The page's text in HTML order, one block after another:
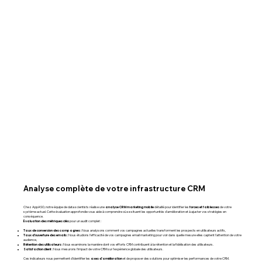
Analyse complète de votre infrastructure CRM
Chez AppASO, notre équipe de data scientists réalise une analyse CRM marketing mobiledétaillé pour identifier lesforces et faiblessesde votre
système actuel. Cette évaluation approfondie vous aide à comprendre où se situent les opportunités d'amélioration et à ajuster vos stratégies en
conséquence.
Évaluation des métriques cléspour un audit complet :
Taux de conversion des campagnes :Nous analysons comment vos campagnes actuelles transforment les prospects en utilisateurs actifs,
Taux d’ouverture des emails :Nous étudions l'efficacité de vos campagnes email marketing pour voir dans quelle mesure elles captent l'attention de votre
audience,​
Rétention des utilisateurs :Nous examinons la manière dont vos efforts CRM contribuent à la rétention et la fidélisation des utilisateurs.
Satisfaction client :Nous mesurons l'impact de votre CRM sur l'expérience globale des utilisateurs.
Ces indicateurs nous permettent d'identifier les axes d'améliorationet de proposer des solutions pour optimiser les performances de votre CRM.